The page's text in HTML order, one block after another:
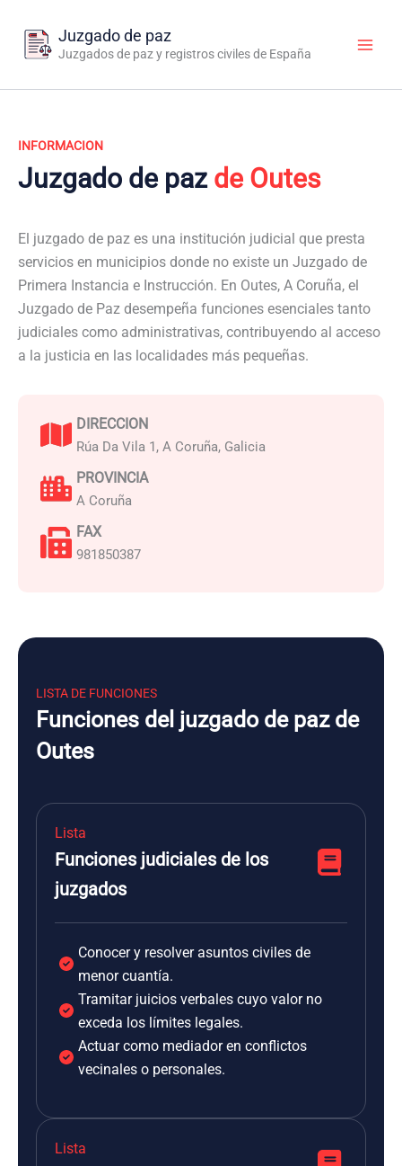
contenido
Juzgado de paz
Juzgados de paz y registros civiles de España
INFORMACION
Juzgado de paz de Outes
El juzgado de paz es una institución judicial que presta
servicios en municipios donde no existe un Juzgado de
Primera Instancia e Instrucción. En Outes, A Coruña, el
Juzgado de Paz desempeña funciones esenciales tanto
judiciales como administrativas, contribuyendo al acceso
a la justicia en las localidades más pequeñas.
DIRECCION
Rúa Da Vila 1, A Coruña, Galicia
PROVINCIA
A Coruña
FAX
981850387
LISTA DE FUNCIONES
Funciones del juzgado de paz de
Outes
Lista
Funciones judiciales de los
juzgados
Conocer y resolver asuntos civiles de
menor cuantía.
Tramitar juicios verbales cuyo valor no
exceda los límites legales.
Actuar como mediador en conflictos
vecinales o personales.
Lista